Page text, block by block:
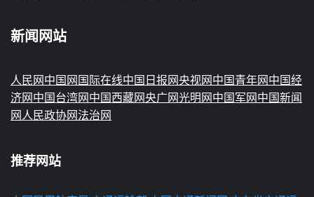
新闻网站
人民网中国网 国际在线中国日报网央视网中国青年网中国经
济网中国台湾网中国西藏网央广网光明网中国军网中国新闻
网 人民政协网法治网
推荐网站